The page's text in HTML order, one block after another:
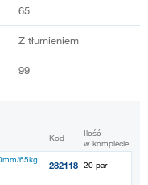
65
Z tłumieniem
99
Kod
Ilość
w komplecie
65kg,
282118 20 par